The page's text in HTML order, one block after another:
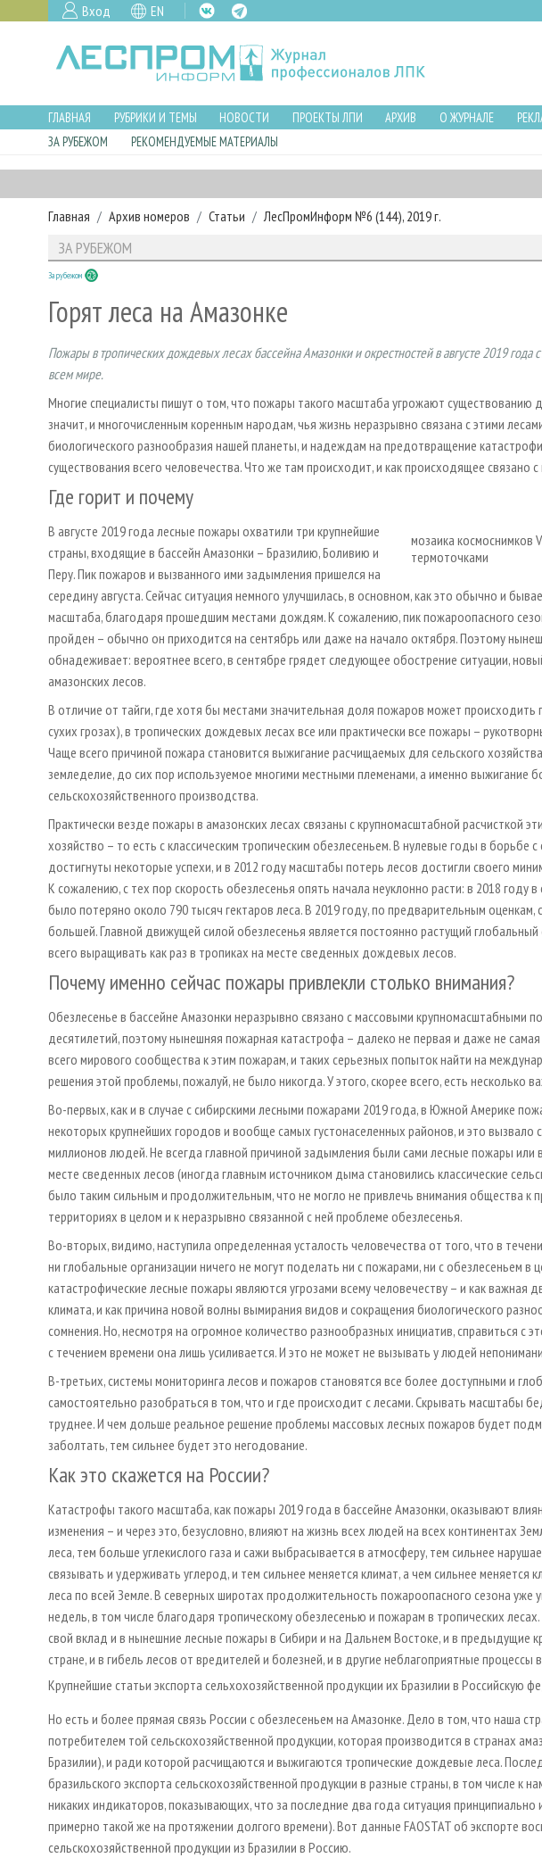
Вход EN
ГЛАВНАЯ РУБРИКИ И ТЕМЫ НОВОСТИ ПРОЕКТЫ ЛПИ АРХИВ О ЖУРНАЛЕ
ЗА РУБЕЖОМ
РЕКОМЕНДУЕМЫЕ МАТЕРИАЛЫ
Главная Архив номеров Статьи ЛесПромИнформ №6 (144), 2019 г.
ЗА РУБЕЖОМ
За рубежом
Горят леса на Амазонке
Пожары в тропических дождевых лесах бассейна Амазонки и окрестностей в августе 2019
всем мире.
Многие специалисты пишут о том, что пожары такого масштаба угрожают
значит, и многочисленным коренным народам, чья жизнь неразрывно связана с этими
биологического разнообразия нашей планеты, и надеждам на предотвращение
существования всего человечества. Что же там происходит, и как происходящее связано
Где горит и почему
мозаика космоснимков
термоточками
В августе 2019 года лесные пожары охватили три крупнейшие
страны, входящие в бассейн Амазонки – Бразилию, Боливию и
Перу. Пик пожаров и вызванного ими задымления пришелся на
середину августа. Сейчас ситуация немного улучшилась, в основном, как это обычно и
масштаба, благодаря прошедшим местами дождям. К сожалению, пик пожароопасного
пройден – обычно он приходится на сентябрь или даже на начало октября. Поэтому
обнадеживает: вероятнее всего, в сентябре грядет следующее обострение ситуации,
амазонских лесов.
В отличие от тайги, где хотя бы местами значительная доля пожаров может
сухих грозах), в тропических дождевых лесах все или практически все пожары –
Чаще всего причиной пожара становится выжигание расчищаемых для сельского
земледелие, до сих пор используемое многими местными племенами, а именно выжигание
сельскохозяйственного производства.
Практически везде пожары в амазонских лесах связаны с крупномасштабной расчисткой
хозяйство – то есть с классическим тропическим обезлесеньем. В нулевые годы в борьбе
достигнуты некоторые успехи, и в 2012 году масштабы потерь лесов достигли своего
К сожалению, с тех пор скорость обезлесенья опять начала неуклонно расти: в 2018 году
было потеряно около 790 тысяч гектаров леса. В 2019 году, по предварительным оценкам,
большей. Главной движущей силой обезлесенья является постоянно растущий
всего выращивать как раз в тропиках на месте сведенных дождевых лесов.
Почему именно сейчас пожары привлекли столько внимания?
Обезлесенье в бассейне Амазонки неразрывно связано с массовыми крупномасштабными
десятилетий, поэтому нынешняя пожарная катастрофа – далеко не первая и даже не
всего мирового сообщества к этим пожарам, и таких серьезных попыток найти на
решения этой проблемы, пожалуй, не было никогда. У этого, скорее всего, есть несколько
Во-первых, как и в случае с сибирскими лесными пожарами 2019 года, в Южной Америке
некоторых крупнейших городов и вообще самых густонаселенных районов, и это вызвало
миллионов людей. Не всегда главной причиной задымления были сами лесные пожары или
месте сведенных лесов (иногда главным источником дыма становились классические
было таким сильным и продолжительным, что не могло не привлечь внимания общества к
территориях в целом и к неразрывно связанной с ней проблеме обезлесенья.
Во-вторых, видимо, наступила определенная усталость человечества от того, что в
ни глобальные организации ничего не могут поделать ни с пожарами, ни с обезлесеньем в
катастрофические лесные пожары являются угрозами всему человечеству – и как важная
климата, и как причина новой волны вымирания видов и сокращения биологического
сомнения. Но, несмотря на огромное количество разнообразных инициатив, справиться с
с течением времени она лишь усиливается. И это не может не вызывать у людей
В-третьих, системы мониторинга лесов и пожаров становятся все более доступными и
самостоятельно разобраться в том, что и где происходит с лесами. Скрывать масштабы
труднее. И чем дольше реальное решение проблемы массовых лесных пожаров будет
заболтать, тем сильнее будет это негодование.
Как это скажется на России?
Катастрофы такого масштаба, как пожары 2019 года в бассейне Амазонки, оказывают
изменения – и через это, безусловно, влияют на жизнь всех людей на всех континентах
леса, тем больше углекислого газа и сажи выбрасывается в атмосферу, тем сильнее
связывать и удерживать углерод, и тем сильнее меняется климат, а чем сильнее меняется
леса по всей Земле. В северных широтах продолжительность пожароопасного сезона уже
недель, в том числе благодаря тропическому обезлесенью и пожарам в тропических
свой вклад и в нынешние лесные пожары в Сибири и на Дальнем Востоке, и в предыдущие
стране, и в гибель лесов от вредителей и болезней, и в другие неблагоприятные процессы
Крупнейшие статьи экспорта сельхохозяйственной продукции их Бразилии в Российскую
Но есть и более прямая связь России с обезлесеньем на Амазонке. Дело в том, что наша
потребителем той сельскохозяйственной продукции, которая производится в странах
Бразилии), и ради которой расчищаются и выжигаются тропические дождевые леса.
бразильского экспорта сельскохозяйственной продукции в разные страны, в том числе к
никаких индикаторов, показывающих, что за последние два года ситуация принципиально
примерно такой же на протяжении долгого времени). Вот данные FAOSTAT об экспорте
сельскохозяйственной продукции из Бразилии в Россию.